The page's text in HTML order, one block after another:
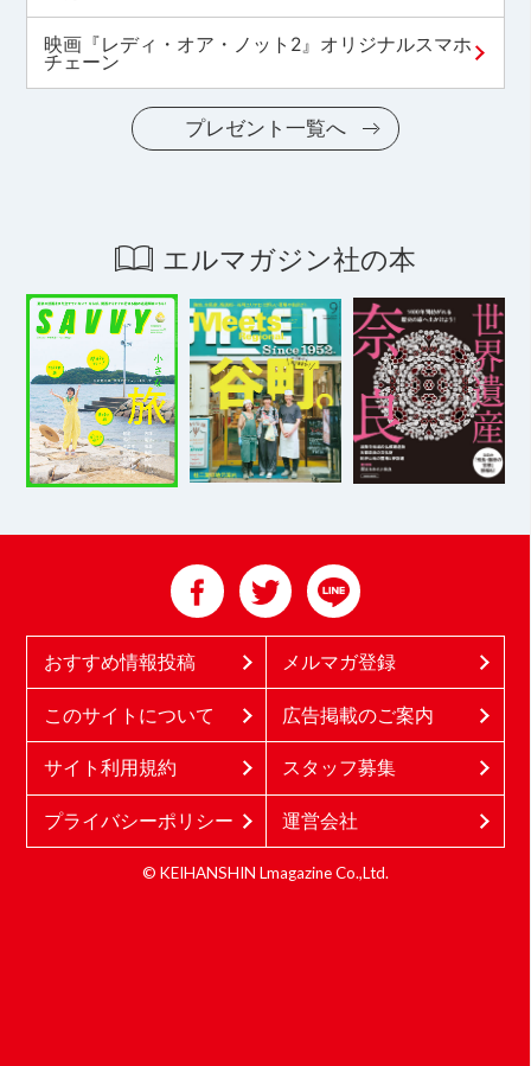
映画『レディ・オア・ノット2』オリジナルスマホ
チェーン
プレゼント一覧へ
エルマガジン社の本
おすすめ情報投稿 メルマガ登録
このサイトについて 広告掲載のご案内
サイト利用規約 スタッフ募集
プライバシーポリシー 運営会社
© KEIHANSHIN Lmagazine Co.,Ltd.